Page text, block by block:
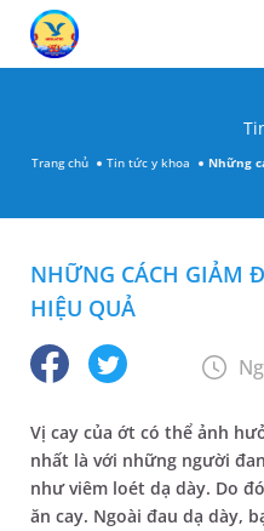
Trang chủ Tin tức y khoa Những
NHỮNG CÁCH GIẢM
HIỆU QUẢ
Vị cay của ớt có thể ảnh
nhất là với những người
như viêm loét dạ dày. Do
ăn cay. Ngoài đau dạ dày,